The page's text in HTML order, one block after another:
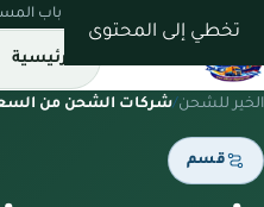
تخطي إلى المحتوى
نستلم من بيتك ونسلّم على باب
الرئيسية
الخير للشحن/شركات الشحن من
قسم